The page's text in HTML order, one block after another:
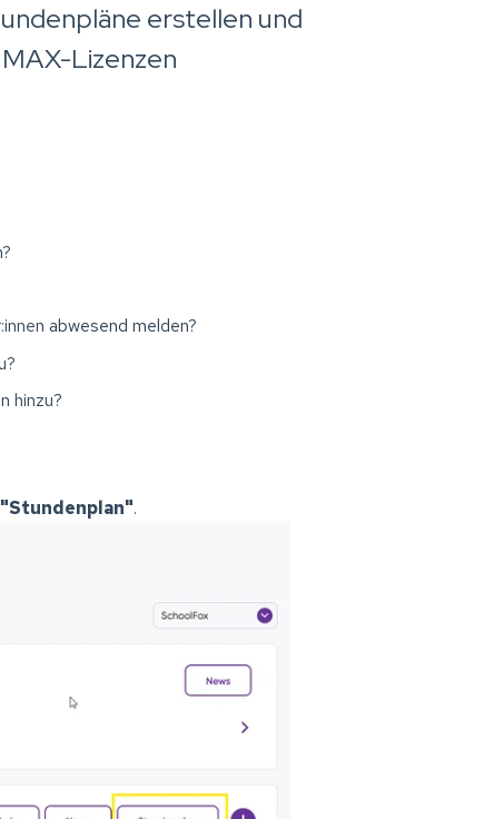
erstellen und
Lizenzen
abwesend melden?
hinzu?
"Stundenplan".